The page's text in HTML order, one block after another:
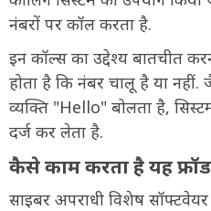
नंबरों पर कॉल करता है.
इन कॉल्स का उद्देश्य बातचीत
होता है कि नंबर चालू है या नहीं.
व्यक्ति "Hello" बोलता है,
दर्ज कर लेता है.
कैसे काम करता है यह
साइबर अपराधी विशेष